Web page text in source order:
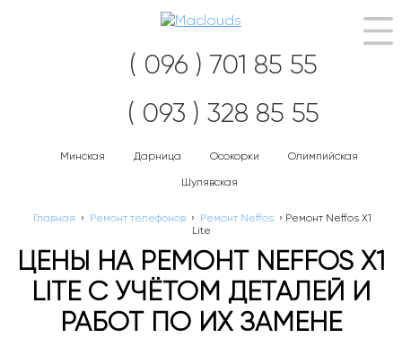
( 096 ) 701 85 55
( 093 ) 328 85 55
Минская Дарница Осокорки Олимпийская
Шулявская
Главная › Ремонт телефонов › Ремонт Neffos › Ремонт Neffos X1
Lite
ЦЕНЫ НА РЕМОНТ NEFFOS X1
LITE С УЧЁТОМ ДЕТАЛЕЙ И
РАБОТ ПО ИХ ЗАМЕНЕ